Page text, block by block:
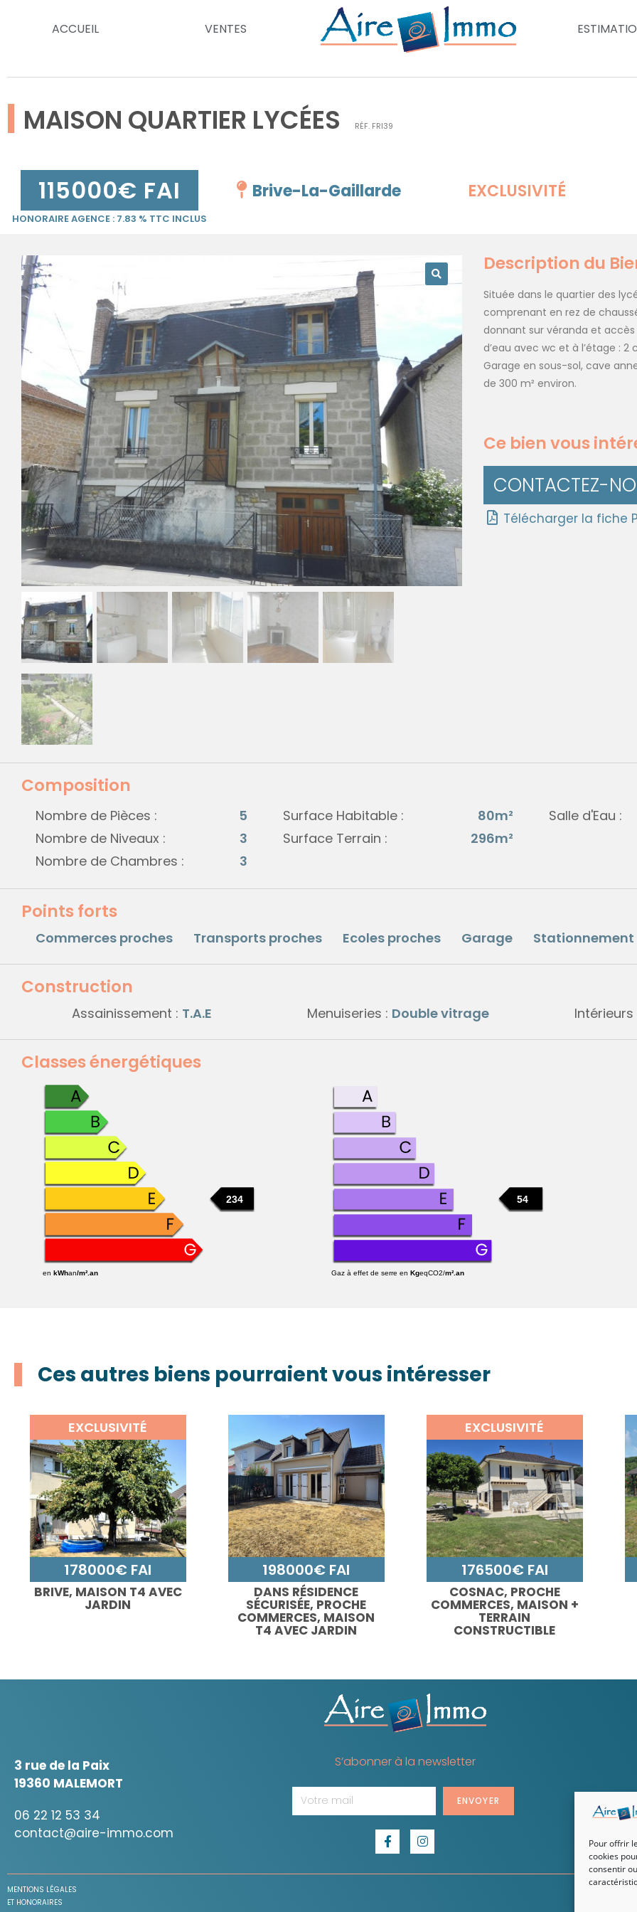
Pour offrir
cookies
consentir
ACCUEIL VENTES
MAISON QUARTIER LYCÉES RÉF. FRI39
115000€ FAI
HONORAIRE AGENCE : 7.83 % TTC INCLUS
Brive-La-Gaillarde EXCLUSIVITÉ
Description du
Située dans le quartier des
comprenant en rez de
donnant sur véranda et
d’eau avec wc et à l’étage : 2
Garage en sous-sol, cave
de 300 m² environ.
Ce bien vous
CONTACTEZ-
Télécharger la fiche
Composition
Nombre de Pièces :
5
Nombre de Niveaux :
3
Nombre de Chambres :
3
Surface Habitable :
80m²
Surface Terrain :
296m²
Salle d'Eau :
Points forts
Commerces proches Transports proches Ecoles proches Garage Stationnement
Construction
Assainissement : T.A.E Menuiseries : Double vitrage Intérieurs
Classes énergétiques
234
en kWhan/m².an
54
Gaz à effet de serre en KgeqCO2/m².an
Ces autres biens pourraient vous intéresser
EXCLUSIVITÉ
178000€ FAI
BRIVE, MAISON T4 AVEC
JARDIN
198000€ FAI
DANS RÉSIDENCE
SÉCURISÉE, PROCHE
COMMERCES, MAISON
T4 AVEC JARDIN
EXCLUSIVITÉ
176500€ FAI
COSNAC, PROCHE
COMMERCES, MAISON +
TERRAIN
CONSTRUCTIBLE
3 rue de la Paix
19360 MALEMORT
06 22 12 53 34
contact@aire-immo.com
S’abonner à la newsletter
ENVOYER
MENTIONS LÉGALES
ET HONORAIRES